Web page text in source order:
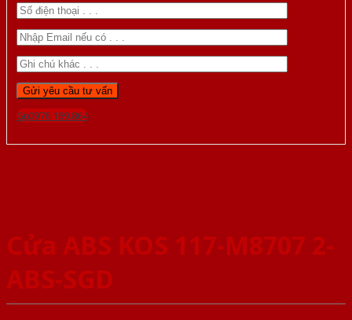
Gọi 0976.169.864
Cửa ABS KOS 117-M8707 2-
ABS-SGD